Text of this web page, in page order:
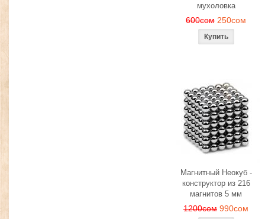
мухоловка
600сом 250сом
Магнитный Неокуб -
конструктор из 216
магнитов 5 мм
1200сом 990сом